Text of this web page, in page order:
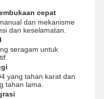
cepat
dan mekanisme
dan keselamatan.
seragam untuk
yang tahan karat dan
tahan lama.